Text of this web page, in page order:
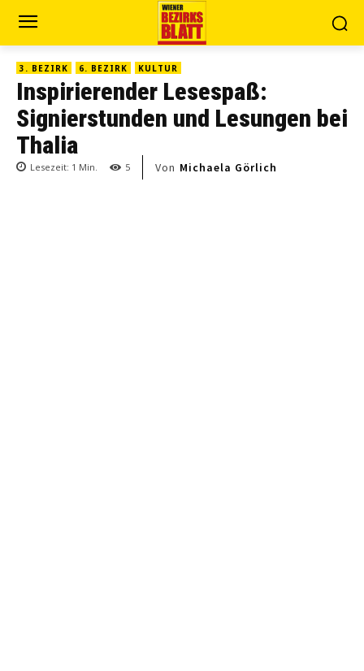
3. BEZIRK 6. BEZIRK KULTUR
Inspirierender Lesespaß:
Signierstunden und Lesungen bei
Thalia
Lesezeit: 1 Min. 5 Von Michaela Görlich